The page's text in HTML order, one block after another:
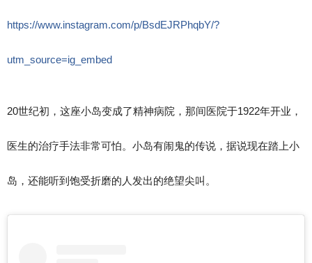
https://www.instagram.com/p/BsdEJRPhqbY/?
utm_source=ig_embed
20世纪初，这座小岛变成了精神病院，那间医院于1922年开业，
医生的治疗手法非常可怕。小岛有闹鬼的传说，据说现在踏上小
岛，还能听到饱受折磨的人发出的绝望尖叫。